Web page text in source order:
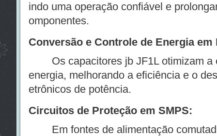
indo uma operação confiável e
omponentes.
Conversão e Controle de Energia
Os capacitores jb JF1L otimizam a
energia, melhorando a eficiência e o
etrônicos de potência.
Circuitos de Proteção em SMPS:
Em fontes de alimentação